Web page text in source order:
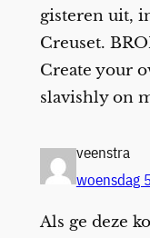
gisteren uit,
Creuset.
Create your
slavishly on
veenstra
woensdag
Als ge deze